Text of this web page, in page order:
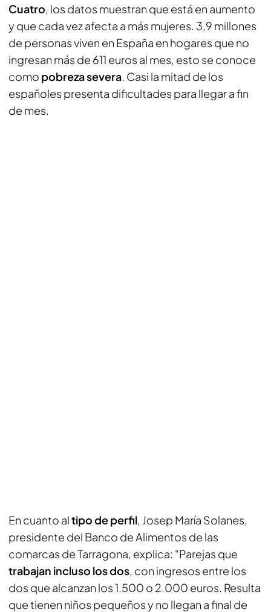
Cuatro, los datos muestran que está en aumento
y que cada vez afecta a más mujeres. 3,9 millones
de personas viven en España en hogares que no
ingresan más de 611 euros al mes, esto se conoce
como pobreza severa. Casi la mitad de los
españoles presenta dificultades para llegar a fin
de mes.
En cuanto altipo de perfil, Josep María Solanes,
presidente del Banco de Alimentos de las
comarcas de Tarragona, explica: “Parejas que
trabajan incluso los dos, con ingresos entre los
dos que alcanzan los 1.500 o 2.000 euros. Resulta
que tienen niños pequeños y no llegan a final de